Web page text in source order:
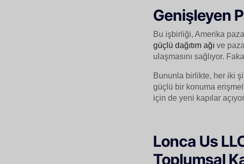
Genişleyen
Bu işbirliği, Amerika
güçlü dağıtım ağı ve
ulaşmasını sağlıyor.
Bununla birlikte, her iki
güçlü bir konuma
için de yeni kapılar
Lonca Us
Toplumsal